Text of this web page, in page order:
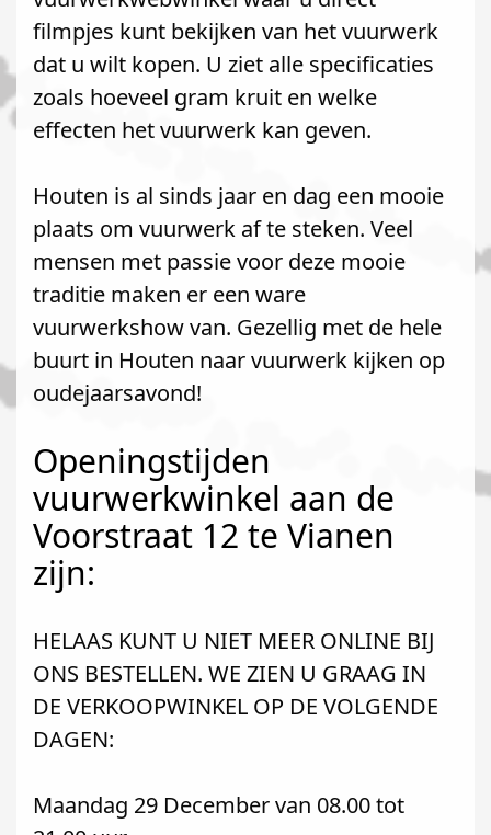
filmpjes kunt bekijken van het vuurwerk
dat u wilt kopen. U ziet alle specificaties
zoals hoeveel gram kruit en welke
effecten het vuurwerk kan geven.
Houten is al sinds jaar en dag een mooie
plaats om vuurwerk af te steken. Veel
mensen met passie voor deze mooie
traditie maken er een ware
vuurwerkshow van. Gezellig met de hele
buurt in Houten naar vuurwerk kijken op
oudejaarsavond!
Openingstijden
vuurwerkwinkel aan de
Voorstraat 12 te Vianen
zijn:
HELAAS KUNT U NIET MEER ONLINE BIJ
ONS BESTELLEN. WE ZIEN U GRAAG IN
DE VERKOOPWINKEL OP DE VOLGENDE
DAGEN:
Maandag 29 December van 08.00 tot